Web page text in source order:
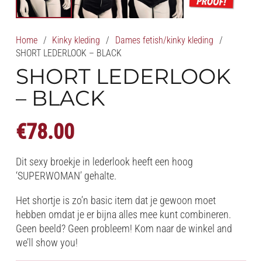
Home / Kinky kleding / Dames fetish/kinky kleding
/
SHORT LEDERLOOK – BLACK
SHORT LEDERLOOK
– BLACK
€78.00
Dit sexy broekje in lederlook heeft een hoog
‘SUPERWOMAN’ gehalte.
Het shortje is zo’n basic item dat je gewoon moet
hebben omdat je er bijna alles mee kunt combineren.
Geen beeld? Geen probleem! Kom naar de winkel and
we’ll show you!